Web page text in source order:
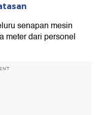
senapan mesin
meter dari personel